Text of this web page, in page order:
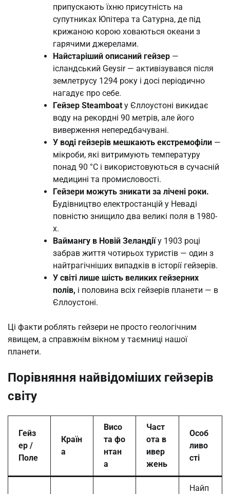
припускають їхню присутність на
супутниках Юпітера та Сатурна, де під
крижаною корою ховаються океани з
гарячими джерелами.
Найстаріший описаний гейзер —
ісландський Geysir — активізувався після
землетрусу 1294 року і досі періодично
нагадує про себе.
Гейзер Steamboat у Єллоустоні викидає
воду на рекордні 90 метрів, але його
виверження непередбачувані.
У воді гейзерів мешкають екстремофіли —
мікроби, які витримують температуру
понад 90 °C і використовуються в сучасній
медицині та промисловості.
Гейзери можуть зникати за лічені роки.
Будівництво електростанцій у Неваді
повністю знищило два великі поля в 1980-
х.
Ваймангу в Новій Зеландіїу 1903 році
забрав життя чотирьох туристів — один з
найтрагічніших випадків в історії гейзерів.
У світі лише шість великих гейзерних
полів, і половина всіх гейзерів планети — в
Єллоустоні.
Ці факти роблять гейзери не просто геологічним
явищем, а справжнім вікном у таємниці нашої
планети.
Порівняння найвідоміших гейзерів
світу
Гейз
ер /
Поле
Країн
а
Висо
та фо
нтан
а
Част
ота в
ивер
жень
Особ
ливо
сті
Найп